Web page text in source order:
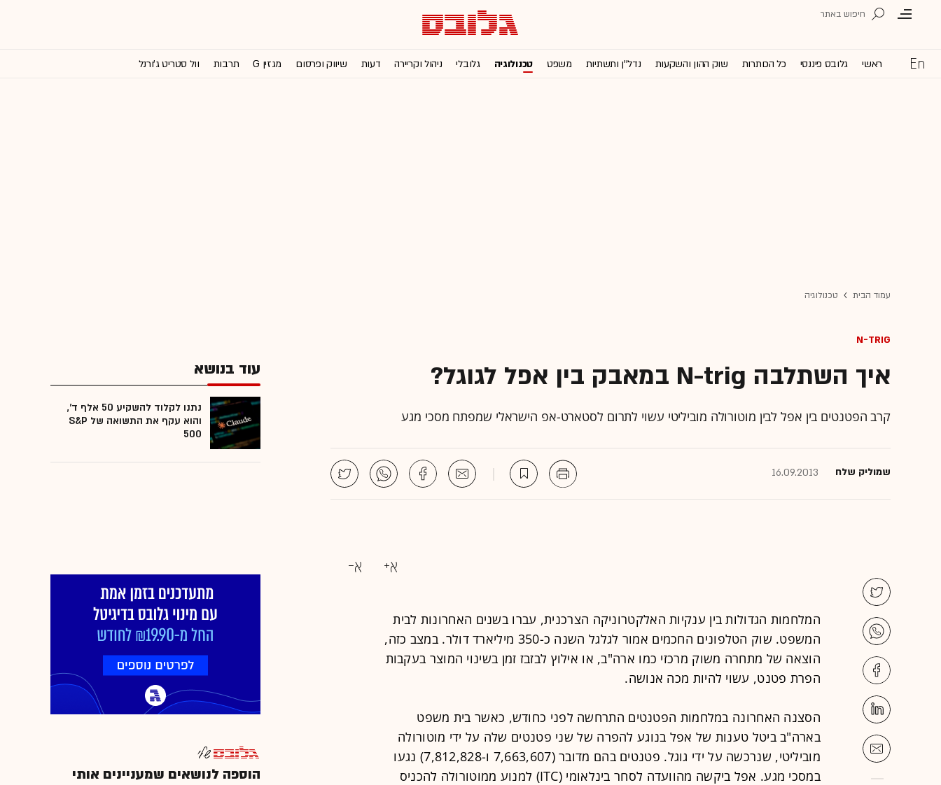
ראשי גלובס פיננסי כל הכותרות שוק ההון והשקעות נדל''ן ותשתיות משפט טכנולוגיה גלובלי ניהול וקריירה דעות שיווק ופרסום מגזין G תרבות וול סטריט ג'ורנל
עמוד הבית טכנולוגיה
N-trig
איך השתלבה N-trig במאבק בין אפל לגוגל?
קרב הפטנטים בין אפל לבין מוטורולה מוביליטי עשוי לתרום לסטארט-אפ הישראלי שמפתח מסכי מגע
שמוליק שלח 16.09.2013
המלחמות הגדולות בין ענקיות האלקטרוניקה הצרכנית, עברו בשנים האחרונות לבית
המשפט. שוק הטלפונים החכמים אמור לגלגל השנה כ-350 מיליארד דולר. במצב כזה,
הוצאה של מתחרה משוק מרכזי כמו ארה"ב, או אילוץ לבזבז זמן בשינוי המוצר בעקבות
הפרת פטנט, עשוי להיות מכה אנושה.
הסצנה האחרונה במלחמות הפטנטים התרחשה לפני כחודש, כאשר בית משפט
בארה"ב ביטל טענות של אפל בנוגע להפרה של שני פטנטים שלה על ידי מוטורולה
מוביליטי, שנרכשה על ידי גוגל. פטנטים בהם מדובר (7,663,607 ו-7,812,828) נגעו
במסכי מגע. אפל ביקשה מהוועדה לסחר בינלאומי (ITC) למנוע ממוטורולה להכניס
עוד בנושא
נתנו לקלוד להשקיע 50 אלף ד',
והוא עקף את התשואה של S&P
500
הוספה לנושאים שמעניינים אותי